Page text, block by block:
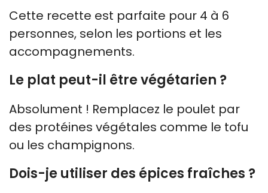
Cette recette est parfaite pour 4 à 6
personnes, selon les portions et les
accompagnements.
Le plat peut-il être végétarien ?
Absolument ! Remplacez le poulet par
des protéines végétales comme le tofu
ou les champignons.
Dois-je utiliser des épices fraîches ?